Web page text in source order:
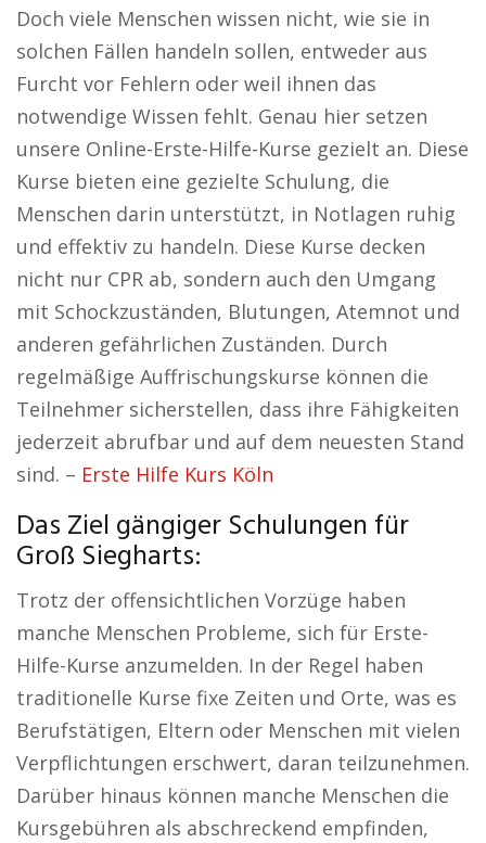
Doch viele Menschen wissen nicht, wie sie in
solchen Fällen handeln sollen, entweder aus
Furcht vor Fehlern oder weil ihnen das
notwendige Wissen fehlt. Genau hier setzen
unsere Online-Erste-Hilfe-Kurse gezielt an. Diese
Kurse bieten eine gezielte Schulung, die
Menschen darin unterstützt, in Notlagen ruhig
und effektiv zu handeln. Diese Kurse decken
nicht nur CPR ab, sondern auch den Umgang
mit Schockzuständen, Blutungen, Atemnot und
anderen gefährlichen Zuständen. Durch
regelmäßige Auffrischungskurse können die
Teilnehmer sicherstellen, dass ihre Fähigkeiten
jederzeit abrufbar und auf dem neuesten Stand
sind. – Erste Hilfe Kurs Köln
Das Ziel gängiger Schulungen für
Groß Siegharts:
Trotz der offensichtlichen Vorzüge haben
manche Menschen Probleme, sich für Erste-
Hilfe-Kurse anzumelden. In der Regel haben
traditionelle Kurse fixe Zeiten und Orte, was es
Berufstätigen, Eltern oder Menschen mit vielen
Verpflichtungen erschwert, daran teilzunehmen.
Darüber hinaus können manche Menschen die
Kursgebühren als abschreckend empfinden,